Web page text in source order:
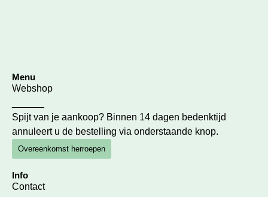
Menu
Webshop
Spijt van je aankoop? Binnen 14 dagen bedenktijd
annuleert u de bestelling via onderstaande knop.
Overeenkomst herroepen
Info
Contact